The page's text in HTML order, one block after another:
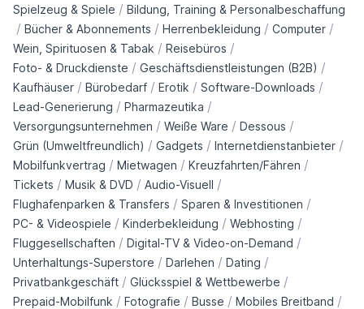
Spielzeug & Spiele / Bildung, Training & Personalbeschaffung
/ Bücher & Abonnements / Herrenbekleidung / Computer /
Wein, Spirituosen & Tabak / Reisebüros /
Foto- & Druckdienste / Geschäftsdienstleistungen (B2B) /
Kaufhäuser / Bürobedarf / Erotik / Software-Downloads /
Lead-Generierung / Pharmazeutika /
Versorgungsunternehmen / Weiße Ware / Dessous /
Grün (Umweltfreundlich) / Gadgets / Internetdienstanbieter /
Mobilfunkvertrag / Mietwagen / Kreuzfahrten/Fähren /
Tickets / Musik & DVD / Audio-Visuell /
Flughafenparken & Transfers / Sparen & Investitionen /
PC- & Videospiele / Kinderbekleidung / Webhosting /
Fluggesellschaften / Digital-TV & Video-on-Demand /
Unterhaltungs-Superstore / Darlehen / Dating /
Privatbankgeschäft / Glücksspiel & Wettbewerbe /
Prepaid-Mobilfunk / Fotografie / Busse / Mobiles Breitband /